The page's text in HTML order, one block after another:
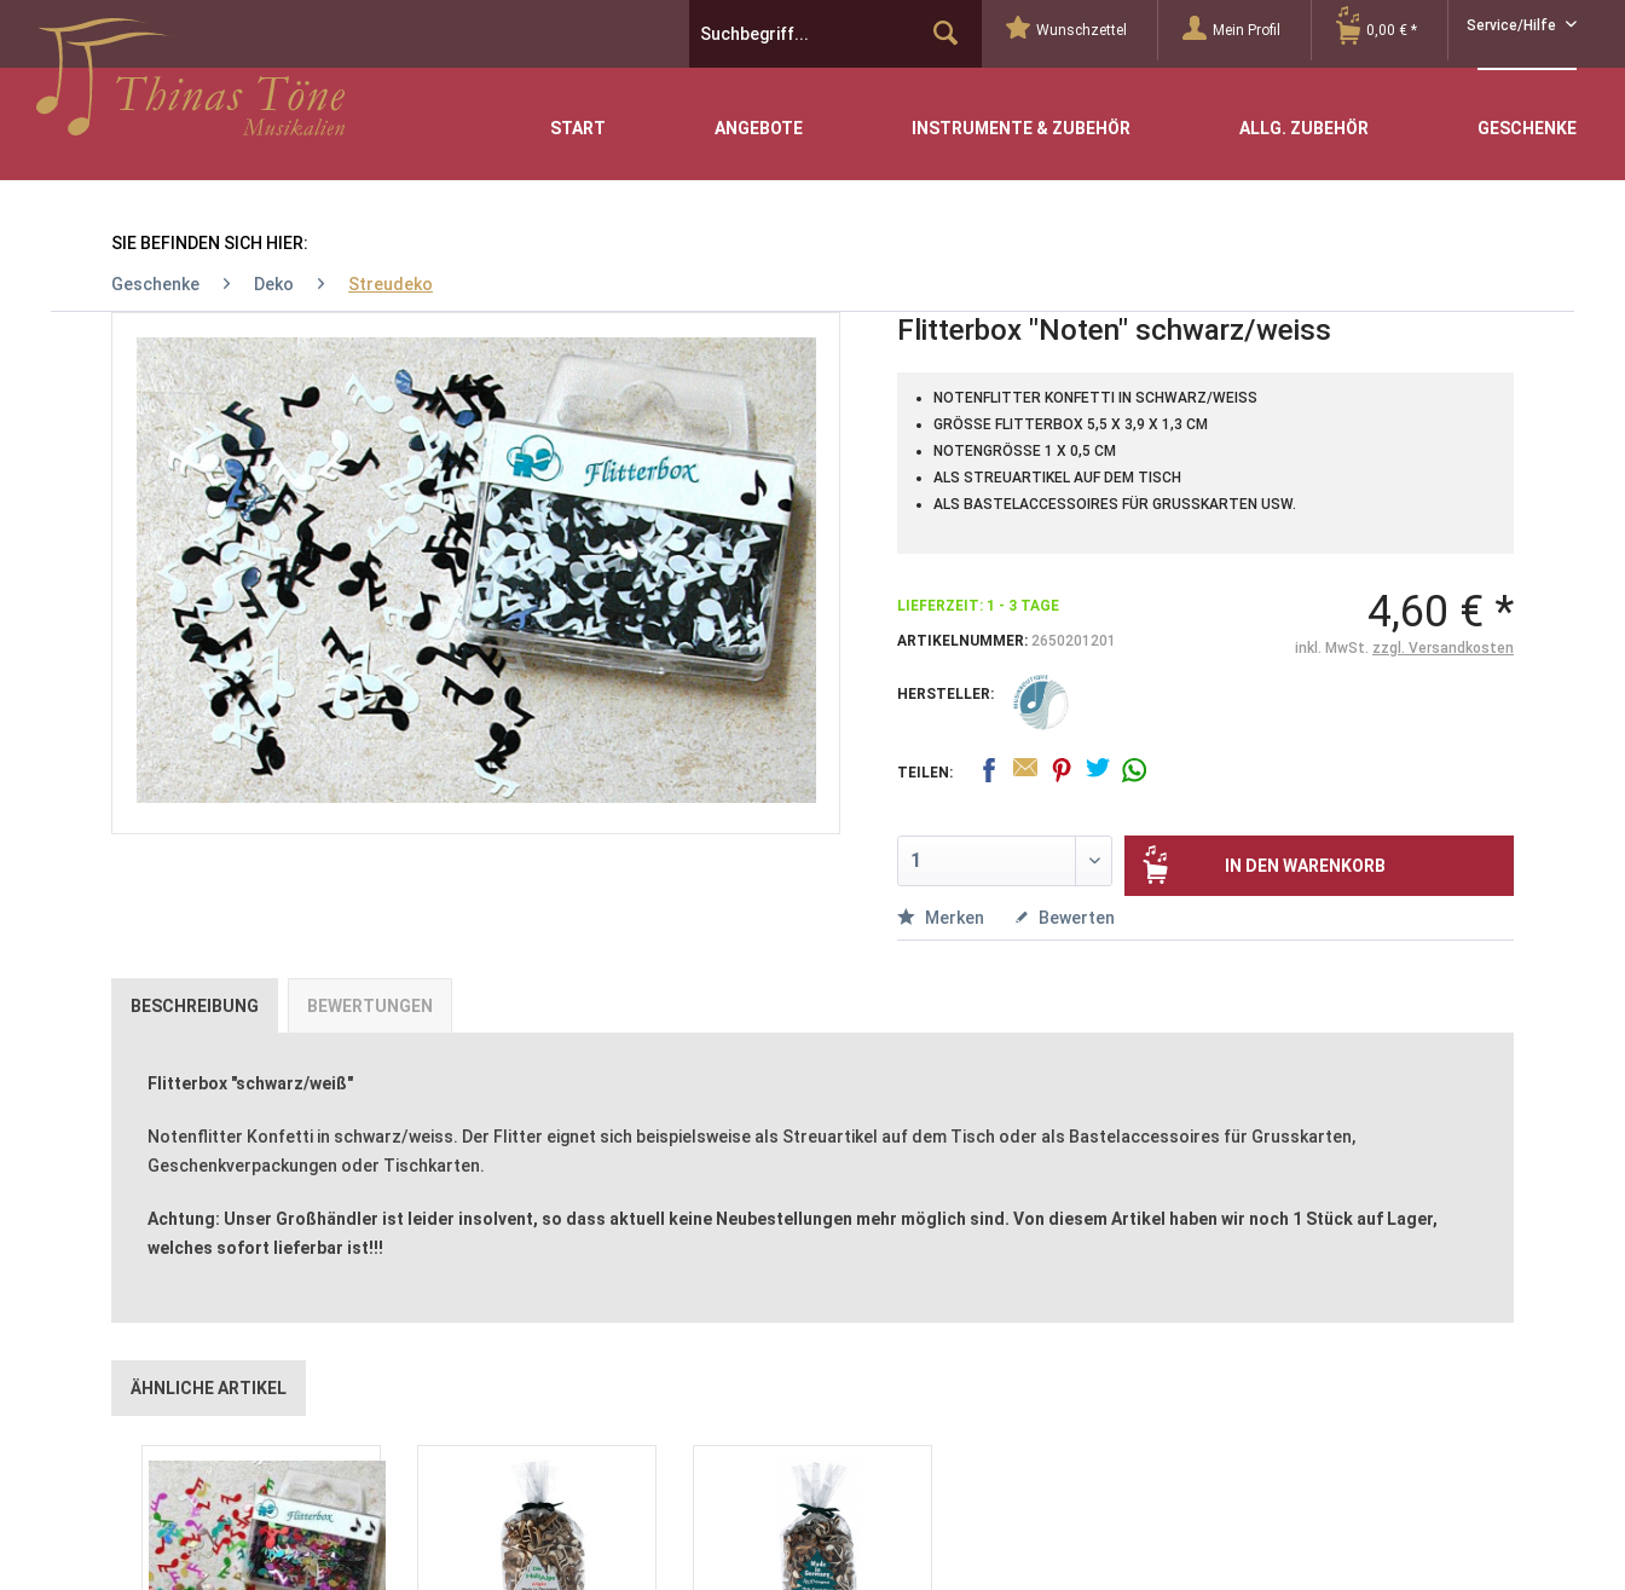
Service/Hilfe
Wunschzettel Mein Profil 0,00 € *
START ANGEBOTE INSTRUMENTE & ZUBEHÖR ALLG. ZUBEHÖR GESCHENKE
SIE BEFINDEN SICH HIER:
Geschenke Deko Streudeko
Flitterbox "Noten" schwarz/weiss
NOTENFLITTER KONFETTI IN SCHWARZ/WEISS
GRÖSSE FLITTERBOX 5,5 X 3,9 X 1,3 CM
NOTENGRÖSSE 1 X 0,5 CM
ALS STREUARTIKEL AUF DEM TISCH
ALS BASTELACCESSOIRES FÜR GRUSSKARTEN USW.
LIEFERZEIT: 1 - 3 TAGE
ARTIKELNUMMER: 2650201201
HERSTELLER:
4,60 € *
inkl. MwSt. zzgl. Versandkosten
TEILEN:
IN DEN WARENKORB
Merken Bewerten
BESCHREIBUNG BEWERTUNGEN
Flitterbox "schwarz/weiß"
Notenflitter Konfetti in schwarz/weiss. Der Flitter eignet sich beispielsweise als Streuartikel auf dem Tisch oder als Bastelaccessoires für Grusskarten,
Geschenkverpackungen oder Tischkarten.
Achtung: Unser Großhändler ist leider insolvent, so dass aktuell keine Neubestellungen mehr möglich sind. Von diesem Artikel haben wir noch 1 Stück auf Lager,
welches sofort lieferbar ist!!!
ÄHNLICHE ARTIKEL